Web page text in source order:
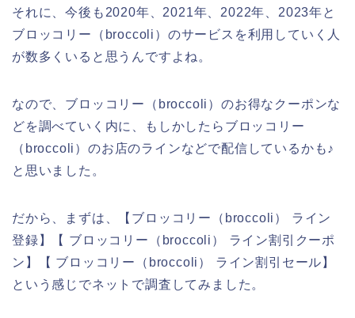
それに、今後も2020年、2021年、2022年、2023年と
ブロッコリー（broccoli）のサービスを利用していく人
が数多くいると思うんですよね。
なので、ブロッコリー（broccoli）のお得なクーポンな
どを調べていく内に、もしかしたらブロッコリー
（broccoli）のお店のラインなどで配信しているかも♪
と思いました。
だから、まずは、【ブロッコリー（broccoli） ライン
登録】【 ブロッコリー（broccoli） ライン割引クーポ
ン】【 ブロッコリー（broccoli） ライン割引セール】
という感じでネットで調査してみました。